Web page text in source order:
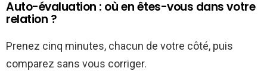
Auto-évaluation : où en êtes-vous dans votre
relation ?
Prenez cinq minutes, chacun de votre côté, puis
comparez sans vous corriger.